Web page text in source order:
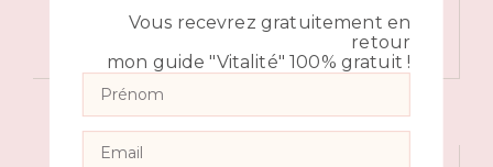
Vous recevrez gratuitement en
retour
mon guide "Vitalité" 100% gratuit !